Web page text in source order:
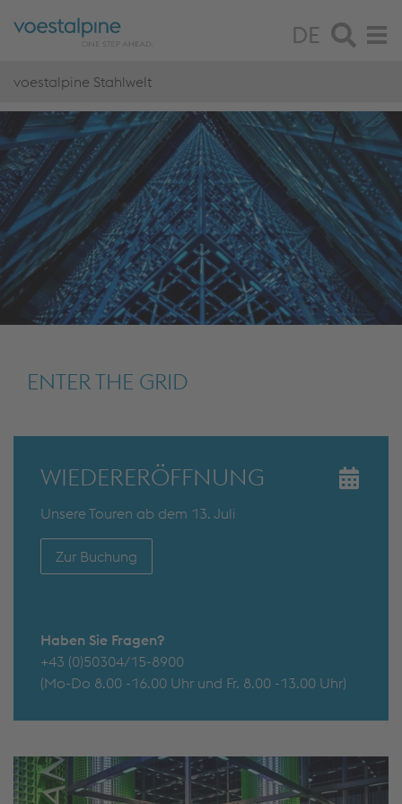
DE
voestalpine Stahlwelt
ENTER THE GRID
WIEDERERÖFFNUNG
Unsere Touren ab dem 13. Juli
Zur Buchung
Haben Sie Fragen?
+43 (0)50304/15-8900
(Mo-Do 8.00 -16.00 Uhr und Fr. 8.00 -13.00 Uhr)